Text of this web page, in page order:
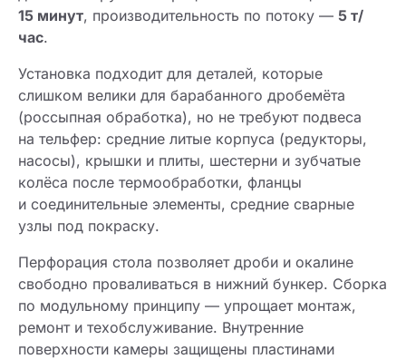
15 минут, производительность по потоку — 5 т/
час.
Установка подходит для деталей, которые
слишком велики для барабанного дробемёта
(россыпная обработка), но не требуют подвеса
на тельфер: средние литые корпуса (редукторы,
насосы), крышки и плиты, шестерни и зубчатые
колёса после термообработки, фланцы
и соединительные элементы, средние сварные
узлы под покраску.
Перфорация стола позволяет дроби и окалине
свободно проваливаться в нижний бункер. Сборка
по модульному принципу — упрощает монтаж,
ремонт и техобслуживание. Внутренние
поверхности камеры защищены пластинами